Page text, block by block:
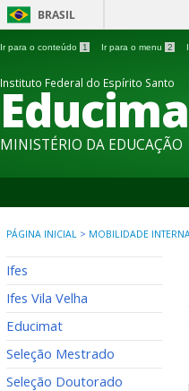
BRASIL
Ir para o conteúdo 1 Ir para o menu 2
Instituto Federal do Espírito Santo
MINISTÉRIO DA EDUCAÇÃO
PÁGINA INICIAL > MOBILIDADE
Ifes
Ifes Vila Velha
Educimat
Seleção Mestrado
Seleção Doutorado